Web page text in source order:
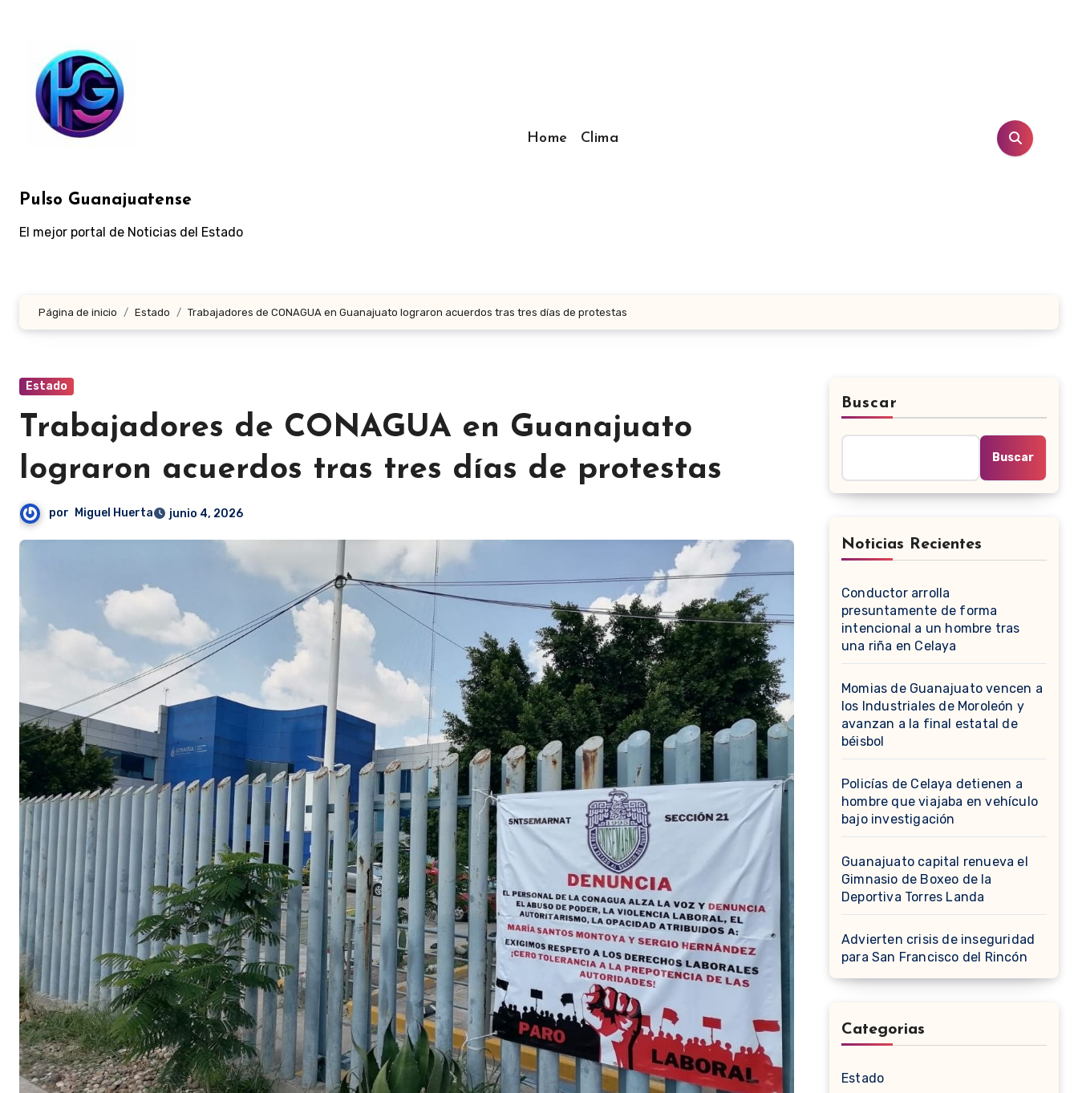
contenido
Pulso Guanajuatense
El mejor portal de Noticias del Estado
Home Clima
Página de inicio Estado Trabajadores de CONAGUA en Guanajuato lograron acuerdos tras tres días de protestas
Estado
Trabajadores de CONAGUA en Guanajuato
lograron acuerdos tras tres días de protestas
por Miguel Huerta junio 4, 2026
Buscar
Buscar
Noticias Recientes
Conductor arrolla
presuntamente de forma
intencional a un hombre tras
una riña en Celaya
Momias de Guanajuato vencen a
los Industriales de Moroleón y
avanzan a la final estatal de
béisbol
Policías de Celaya detienen a
hombre que viajaba en vehículo
bajo investigación
Guanajuato capital renueva el
Gimnasio de Boxeo de la
Deportiva Torres Landa
Advierten crisis de inseguridad
para San Francisco del Rincón
Categorias
Estado